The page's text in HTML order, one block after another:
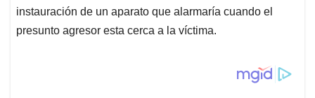
instauración de un aparato que alarmaría cuando el
presunto agresor esta cerca a la víctima.